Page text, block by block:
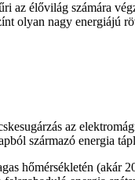
az élővilág számára
olyan nagy energiájú
az
származó energia
hőmérsékletén